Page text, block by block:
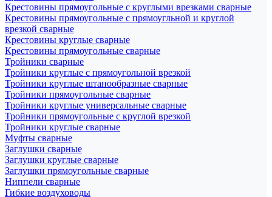
Крестовины прямоугольные с круглыми врезками сварные
Крестовины прямоугольные с прямоугльной и круглой
врезкой сварные
Крестовины круглые сварные
Крестовины прямоугольные сварные
Тройники сварные
Тройники круглые с прямоугольной врезкой
Тройники круглые штанообразные сварные
Тройники прямоугольные сварные
Тройники круглые универсальные сварные
Тройники прямоугольные с круглой врезкой
Тройники круглые сварные
Муфты сварные
Заглушки сварные
Заглушки круглые сварные
Заглушки прямоугольные сварные
Ниппели сварные
Гибкие воздуховоды